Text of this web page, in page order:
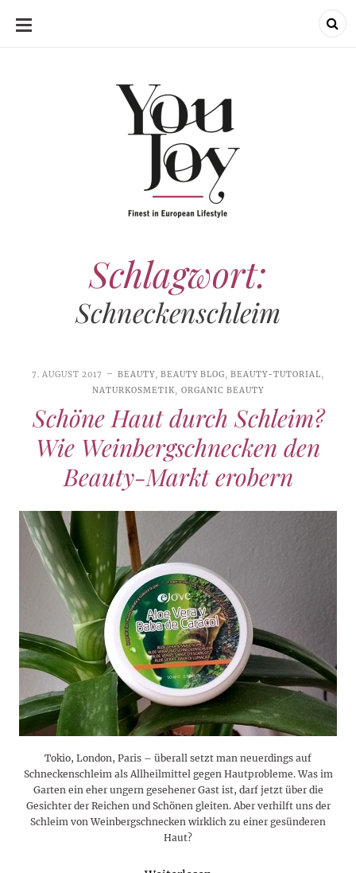
SKIP
Schlagwort:
Schneckenschleim
7. AUGUST 2017 BEAUTY, BEAUTY BLOG,BEAUTY-TUTORIAL,
NATURKOSMETIK, ORGANIC BEAUTY
Schöne Haut durch Schleim?
Wie Weinbergschnecken den
Beauty-Markt erobern
Tokio, London, Paris – überall setzt man neuerdings auf
Schneckenschleim als Allheilmittel gegen Hautprobleme. Was im
Garten ein eher ungern gesehener Gast ist, darf jetzt über die
Gesichter der Reichen und Schönen gleiten. Aber verhilft uns der
Schleim von Weinbergschnecken wirklich zu einer gesünderen
Haut?